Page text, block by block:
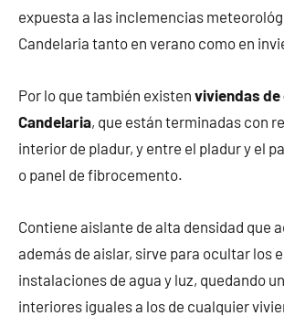
expuesta a las inclemencias
Candelaria tanto en verano como en
Por lo que también existen viviendas
Candelaria, que están terminadas con
interior de pladur, y entre el pladur y el
o panel de fibrocemento.
Contiene aislante de alta densidad que
además de aislar, sirve para ocultar los
instalaciones de agua y luz, quedando
interiores iguales a los de cualquier